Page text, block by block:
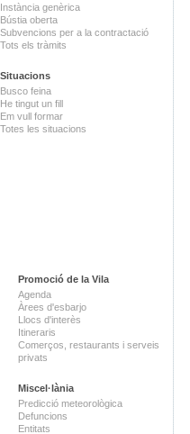
Instància genèrica
Bústia oberta
Subvencions per a la contractació
Tots els tràmits
Situacions
Busco feina
He tingut un fill
Em vull formar
Totes les situacions
Promoció de la Vila
Agenda
Àrees d'esbarjo
Llocs d'interès
Itineraris
Comerços, restaurants i serveis
privats
Miscel·lània
Predicció meteorològica
Defuncions
Entitats